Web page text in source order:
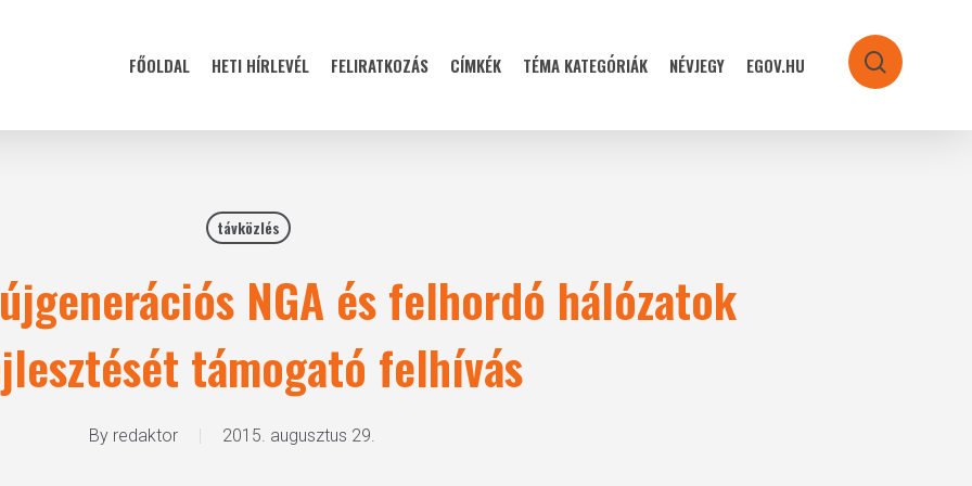
FŐOLDAL HETI HÍRLEVÉL FELIRATKOZÁS CÍMKÉK TÉMA KATEGÓRIÁK NÉVJEGY EGOV.HU search
távközlés
NGA és felhordó hálózatok
támogató felhívás
By redaktor 2015. augusztus 29.